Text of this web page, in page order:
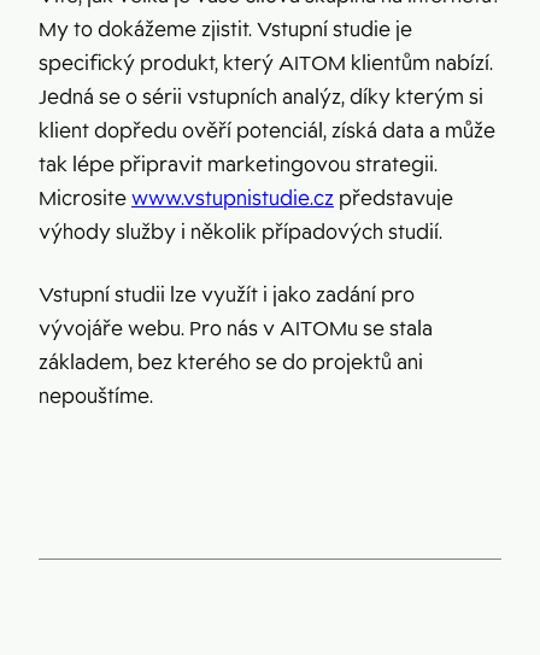
My to dokážeme zjistit. Vstupní studie je
specifický produkt, který AITOM klientům nabízí.
Jedná se o sérii vstupních analýz, díky kterým si
klient dopředu ověří potenciál, získá data a může
tak lépe připravit marketingovou strategii.
Micrositewww.vstupnistudie.cz představuje
výhody služby i několik případových studií.
Vstupní studii lze využít i jako zadání pro
vývojáře webu. Pro nás v AITOMu se stala
základem, bez kterého se do projektů ani
nepouštíme.